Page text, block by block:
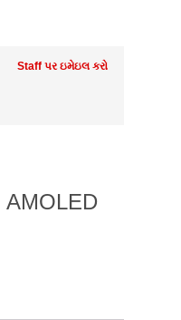
Staff પર ઇમેઇલ કરો